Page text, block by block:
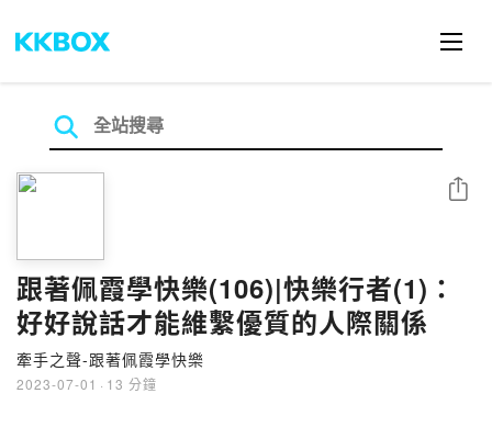
跟著佩霞學快樂(106)|快樂行者(1)：
好好說話才能維繫優質的人際關係
牽手之聲-跟著佩霞學快樂
2023-07-01 · 13 分鐘
分享